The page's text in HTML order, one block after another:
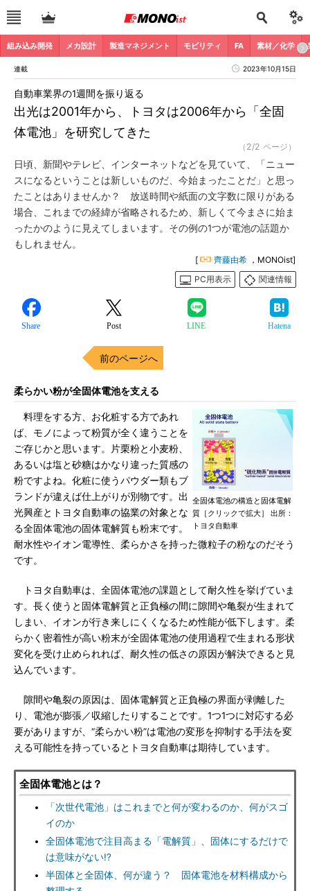
組み込み開発 メカ設計 製造マネジメント モビリティ FA 素材／化学
連載 2023年10月15日
出光は2001年から、トヨタは2006年から「全固
体電池」を研究してきた
自動車業界の1週間を振り返る
（2/2 ページ）
日頃、新聞やテレビ、インターネットなどを見ていて、「ニュー
スになるということは新しいものだ、今始まったことだ」と思っ
たことはありませんか？ 放送時間や紙面の文字数に限りがある
場合、これまでの経緯が省略されるため、新しくて今まさに始ま
ったかのように見えてしまいます。その例の1つが電池の話題か
もしれません。
[ 齊藤由希 ，MONOist]
PC用表示
関連情報
Share Post LINE Hatena
前のページへ
柔らかい粉が全固体電池を支える
全固体電池の構造と固体電解
質［クリックで拡大］ 出所：
トヨタ自動車
料理をする方、お化粧する方であれ
ば、モノによって粉質が全く違うことを
ご存じかと思います。片栗粉と小麦粉、
あるいは塩と砂糖はかなり違った質感の
粉ですよね。化粧に使うパウダー類もブ
ランドが違えば仕上がりが別物です。出
光興産とトヨタ自動車の協業の対象とな
る全固体電池の固体電解質も粉末です。
耐水性やイオン電導性、柔らかさを持った微粒子の粉なのだそう
です。
トヨタ自動車は、全固体電池の課題として耐久性を挙げていま
す。長く使うと固体電解質と正負極の間に隙間や亀裂が生まれて
しまい、イオンが行き来しにくくなるため性能が低下します。柔
らかく密着性が高い粉末が全固体電池の使用過程で生まれる形状
変化を受け止められれば、耐久性の低さの原因が解決できると見
込んでいます。
隙間や亀裂の原因は、固体電解質と正負極の界面が剥離した
り、電池が膨張／収縮したりすることです。1つ1つに対応する必
要がありますが、“柔らかい粉”は電池の変形を抑制する手法を変
える可能性を持っているとトヨタ自動車は期待しています。
全固体電池とは？
「次世代電池」はこれまでと何が変わるのか、何がスゴ
イのか
全固体電池で注目高まる「電解質」、固体にするだけで
は意味がない!?
半固体と全固体、何が違う？ 固体電池を材料構成から